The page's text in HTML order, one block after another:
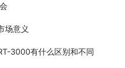
场意义
3000有什么区别和不同